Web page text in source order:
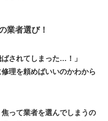
業者選び！
されてしまった…！」
理を頼めばいいのかわから
焦って業者を選んでしまうの